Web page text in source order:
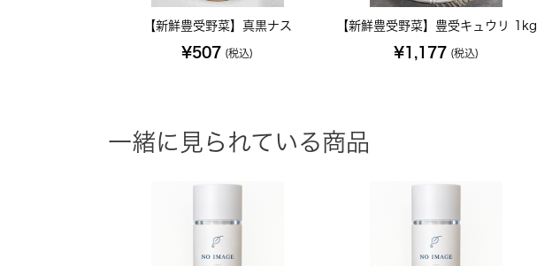
【新鮮豊受野菜】真黒ナス
¥507 (税込)
【新鮮豊受野菜】豊受キュウリ 1kg
¥1,177 (税込)
一緒に見られている商品